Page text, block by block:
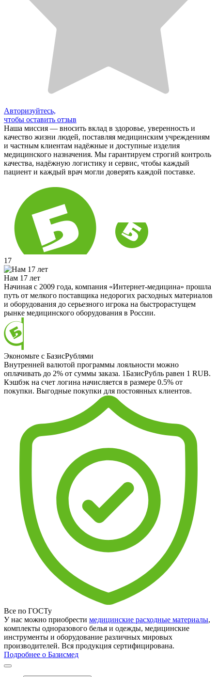
Авторизуйтесь,
чтобы оставить отзыв
Наша миссия — вносить вклад в здоровье, уверенность и
качество жизни людей, поставляя медицинским учреждениям
и частным клиентам надёжные и доступные изделия
медицинского назначения. Мы гарантируем строгий контроль
качества, надёжную логистику и сервис, чтобы каждый
пациент и каждый врач могли доверять каждой поставке.
17
Нам 17 лет
Начиная с 2009 года, компания «Интернет-медицина» прошла
путь от мелкого поставщика недорогих расходных материалов
и оборудования до серьезного игрока на быстрорастущем
рынке медицинского оборудования в России.
Экономьте с БазисРублями
Внутренней валютой программы лояльности можно
оплачивать до 2% от суммы заказа. 1БазисРубль равен 1 RUB.
Кэшбэк на счет логина начисляется в размере 0.5% от
покупки. Выгодные покупки для постоянных клиентов.
Все по ГОСТу
У нас можно приобрести медицинские расходные материалы,
комплекты одноразового белья и одежды, медицинские
инструменты и оборудование различных мировых
производителей. Вся продукция сертифицирована.
Подробнее о Базисмед